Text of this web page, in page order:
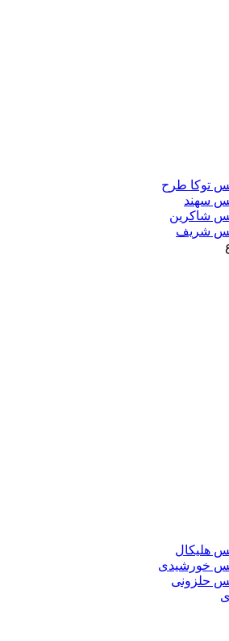
توکا طرح
سهند
شاکرین
شریف
هلیکال
خورشیدی
حلزونی